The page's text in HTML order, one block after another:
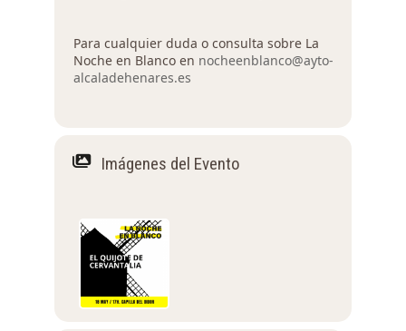
Para cualquier duda o consulta sobre La
Noche en Blanco en nocheenblanco@ayto-
alcaladehenares.es
Imágenes del Evento